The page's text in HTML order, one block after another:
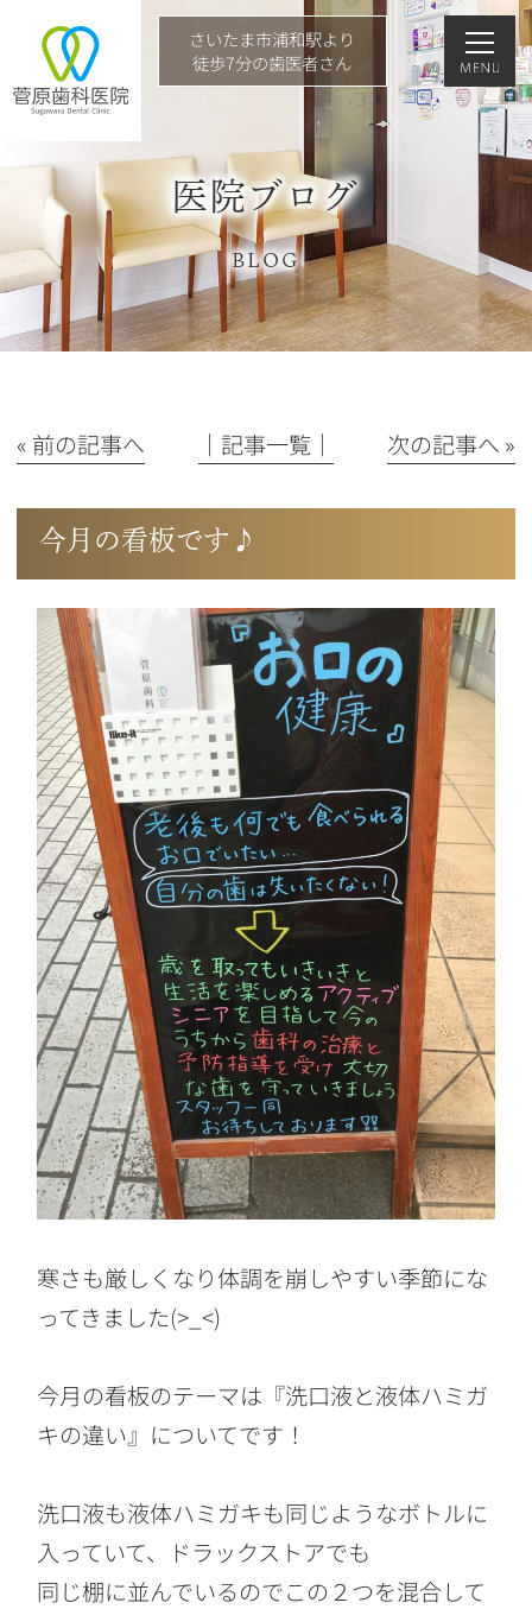
さいたま市浦和駅より
徒歩7分の歯医者さん
医院ブログ
BLOG
« 前の記事へ │記事一覧│ 次の記事へ »
今月の看板です♪
寒さも厳しくなり体調を崩しやすい季節にな
ってきました(>_<)
今月の看板のテーマは『洗口液と液体ハミガ
キの違い』についてです！
洗口液も液体ハミガキも同じようなボトルに
入っていて、ドラックストアでも
同じ棚に並んでいるのでこの２つを混合して